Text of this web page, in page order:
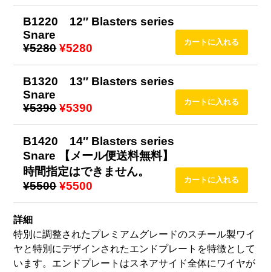
B1220 12″ Blasters series
Snare
¥5280 ¥5280
B1320 13″ Blasters series
Snare
¥5390 ¥5390
B1420 14″ Blasters series
Snare 【メール便送料無料】
時間指定はできません。
¥5500 ¥5500
詳細
特別に調整されたプレミアムグレードのスチール製ワイ
ヤと特別にデザインされたエンドプレートを特徴として
います。エンドプレートはスネアサイド全体にワイヤが